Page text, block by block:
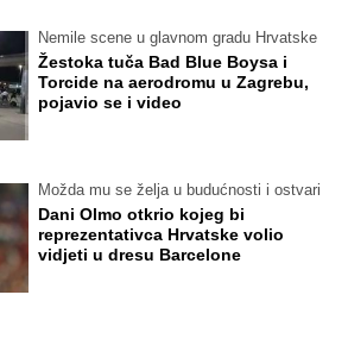
Nemile scene u glavnom gradu Hrvatske
Žestoka tuča Bad Blue Boysa i
Torcide na aerodromu u Zagrebu,
pojavio se i video
Možda mu se želja u budućnosti i ostvari
Dani Olmo otkrio kojeg bi
reprezentativca Hrvatske volio
vidjeti u dresu Barcelone